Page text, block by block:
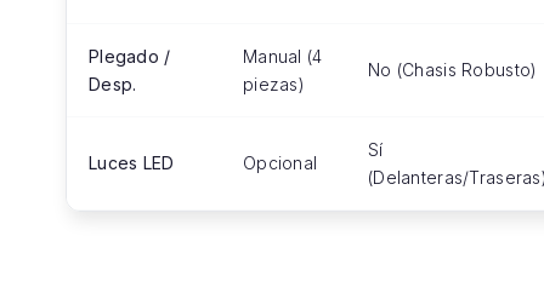
Plegado /
Desp.
Manual (4
piezas)
No (Chasis Robusto)
Luces LED Opcional
Sí
(Delanteras/